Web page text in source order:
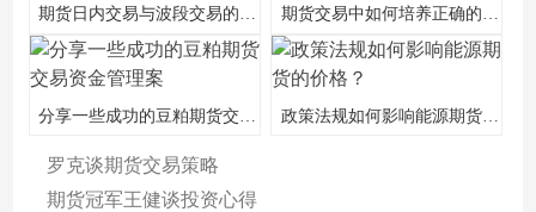
期货日内交易与波段交易的特点及选择策 期货交易中如何培养正确的资金管理意识
政策法规如何影响能源期货的价格？
罗克谈期货交易策略
期货冠军王健谈投资心得